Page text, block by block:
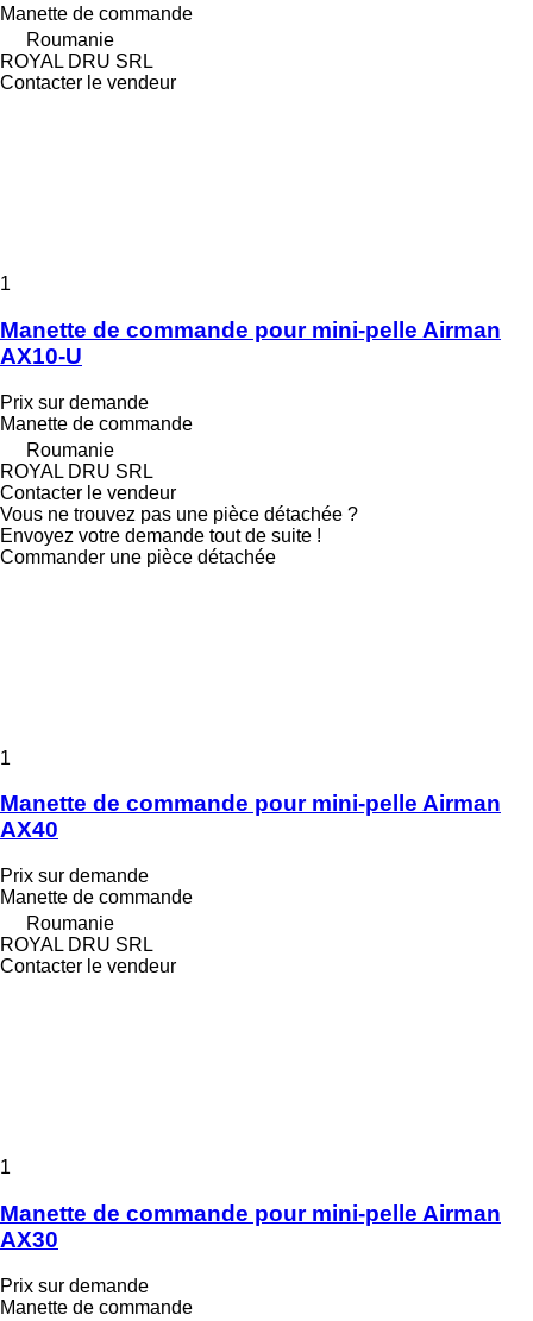
Manette de commande
Roumanie
ROYAL DRU SRL
Contacter le vendeur
1
Manette de commande pour mini-pelle Airman
AX10-U
Prix sur demande
Manette de commande
Roumanie
ROYAL DRU SRL
Contacter le vendeur
Vous ne trouvez pas une pièce détachée ?
Envoyez votre demande tout de suite !
Commander une pièce détachée
1
Manette de commande pour mini-pelle Airman
AX40
Prix sur demande
Manette de commande
Roumanie
ROYAL DRU SRL
Contacter le vendeur
1
Manette de commande pour mini-pelle Airman
AX30
Prix sur demande
Manette de commande